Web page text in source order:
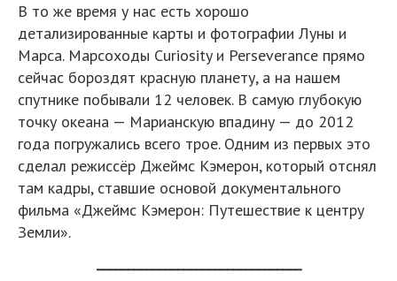
В то же время у нас есть хорошо
детализированные карты и фотографии Луны и
Марса. Марсоходы Curiosity и Perseverance прямо
сейчас бороздят красную планету, а на нашем
спутнике побывали 12 человек. В самую глубокую
точку океана — Марианскую впадину — до 2012
года погружались всего трое. Одним из первых это
сделал режиссёр Джеймс Кэмерон, который отснял
там кадры, ставшие основой документального
фильма «Джеймс Кэмерон: Путешествие к центру
Земли».